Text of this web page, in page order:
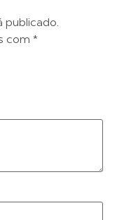
publicado.
com *